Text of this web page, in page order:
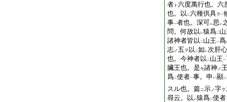
者 ト 六度萬行也。六
也。以 二六種供具ヲ一
事一者也。深可レ思 レ
問。何故以 レ猿爲二
諸神者皆以 二 山王一爲
志ノ五 ヲ 以 二如 レ次肝
也。今神者以 二 山王一
臟王也。是モ諸神ノ
爲二使者一事。申 ハ顯二
スル也。篇ニ示ノ字ヲ
尋云。以 レ猿爲二使者